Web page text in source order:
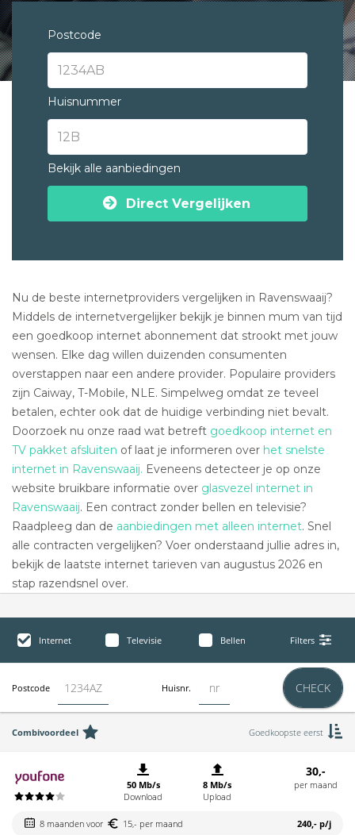
Postcode
Huisnummer
Bekijk alle aanbiedingen
Direct Vergelijken
Nu de beste internetproviders vergelijken in Ravenswaaij?
Middels de internetvergelijker bekijk je binnen mum van tijd
een goedkoop internet abonnement dat strookt met jouw
wensen. Elke dag willen duizenden consumenten
overstappen naar een andere provider. Populaire providers
zijn Caiway, T-Mobile, NLE. Simpelweg omdat ze teveel
betalen, echter ook dat de huidige verbinding niet bevalt.
Doorzoek nu onze raad wat betreft goedkoop internet en
TV pakket afsluiten of laat je informeren over het snelste
internet in Ravenswaaij. Eveneens detecteer je op onze
website bruikbare informatie over glasvezel internet in
Ravenswaaij. Een contract zonder bellen en televisie?
Raadpleeg dan de aanbiedingen met alleen internet. Snel
alle contracten vergelijken? Voer onderstaand jullie adres in,
bekijk de laatste internet tarieven van augustus 2026 en
stap razendsnel over.
Internet Televisie Bellen Filters
Postcode Huisnr. CHECK
Combivoordeel Goedkoopste eerst
50 Mb/s
Download
8 Mb/s
Upload
30,-
per maand
8 maanden voor 15,- per maand 240,- p/j